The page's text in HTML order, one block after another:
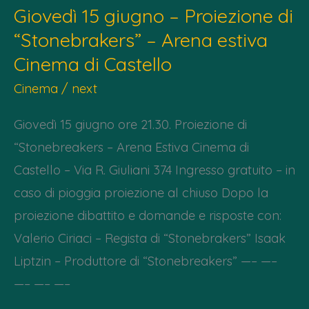
Giovedì 15 giugno – Proiezione di
“Stonebrakers” – Arena estiva
Cinema di Castello
Cinema / next
Giovedì 15 giugno ore 21.30. Proiezione di
“Stonebreakers – Arena Estiva Cinema di
Castello – Via R. Giuliani 374 Ingresso gratuito – in
caso di pioggia proiezione al chiuso Dopo la
proiezione dibattito e domande e risposte con:
Valerio Ciriaci – Regista di “Stonebrakers” Isaak
Liptzin – Produttore di “Stonebreakers” —– —–
—– —– —–